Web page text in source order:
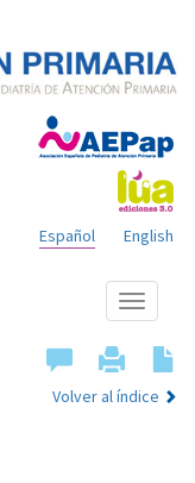
English
Español
Mostrar
menú
Volver al índice